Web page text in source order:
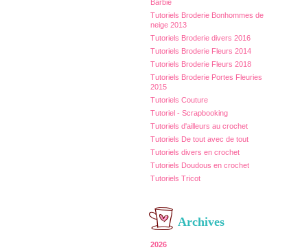
Barbie
Tutoriels Broderie Bonhommes de
neige 2013
Tutoriels Broderie divers 2016
Tutoriels Broderie Fleurs 2014
Tutoriels Broderie Fleurs 2018
Tutoriels Broderie Portes Fleuries
2015
Tutoriels Couture
Tutoriel - Scrapbooking
Tutoriels d'ailleurs au crochet
Tutoriels De tout avec de tout
Tutoriels divers en crochet
Tutoriels Doudous en crochet
Tutoriels Tricot
Archives
2026